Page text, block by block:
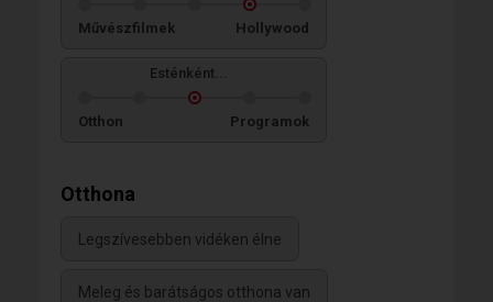
Művészfilmek Hollywood
Esténként...
Otthon Programok
Otthona
Legszívesebben vidéken élne
Meleg és barátságos otthona van